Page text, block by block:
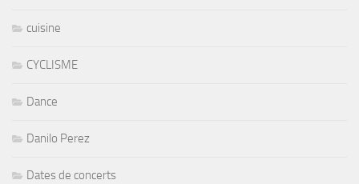
cuisine
CYCLISME
Dance
Danilo Perez
Dates de concerts